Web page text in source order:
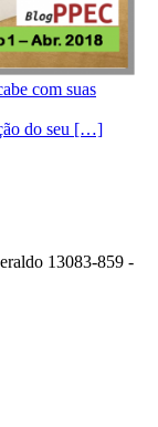
com suas
do seu […]
13083-859 -